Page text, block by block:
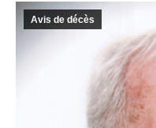
Avis de décès